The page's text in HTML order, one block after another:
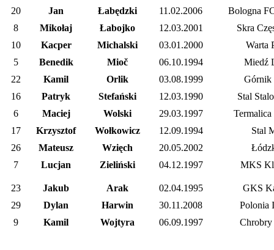
20
Jan Łabędzki 11.02.2006
Bologna
8
Mikołaj Łabojko 12.03.2001
Skra
10
Kacper Michalski 03.01.2000
Warta
5
Benedik Mioč 06.10.1994
Miedź
22
Kamil Orlik 03.08.1999
Górnik
16
Patryk Stefański 12.03.1990
Stal
6
Maciej Wolski 29.03.1997
17
Krzysztof Wołkowicz 12.09.1994
Stal
26
Mateusz Wzięch 20.05.2002
7
Lucjan Zieliński 04.12.1997 MKS
23 Jakub Arak 02.04.1995
GKS
29
Dylan Harwin 30.11.2008
Polonia
9
Kamil Wojtyra 06.09.1997 Chrobry